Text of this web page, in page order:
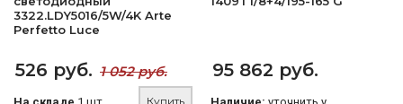
3322.LDY5016/5W/4K Arte
Perfetto Luce
526 руб. 1 052 руб.
Купить
95 862 руб.